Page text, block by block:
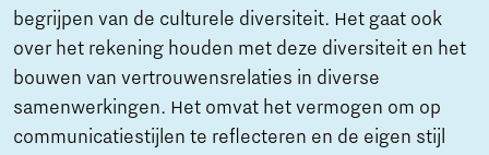
begrijpen van de culturele diversiteit. Het gaat ook
over het rekening houden met deze diversiteit en het
bouwen van vertrouwensrelaties in diverse
samenwerkingen. Het omvat het vermogen om op
communicatiestijlen te reflecteren en de eigen stijl